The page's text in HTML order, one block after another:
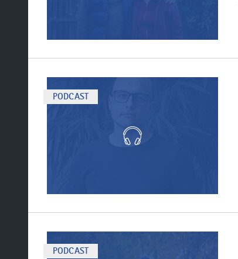
PODCAST
PODCAST